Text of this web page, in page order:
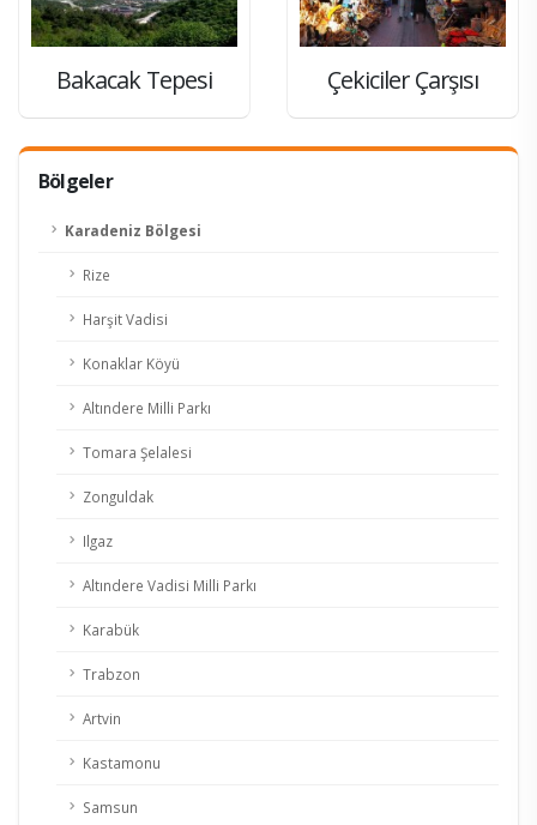
Bölgeler
Karadeniz Bölgesi
Rize
Harşit Vadisi
Konaklar Köyü
Altındere Milli Parkı
Tomara Şelalesi
Zonguldak
Ilgaz
Altındere Vadisi Milli Parkı
Karabük
Trabzon
Artvin
Kastamonu
Samsun
Bakacak Tepesi Çekiciler Çarşısı